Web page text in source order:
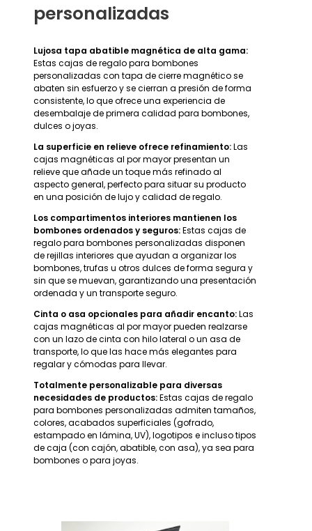
personalizadas
Lujosa tapa abatible magnética de alta gama:
Estas cajas de regalo para bombones
personalizadas con tapa de cierre magnético se
abaten sin esfuerzo y se cierran a presión de forma
consistente, lo que ofrece una experiencia de
desembalaje de primera calidad para bombones,
dulces o joyas.
La superficie en relieve ofrece refinamiento:Las
cajas magnéticas al por mayor presentan un
relieve que añade un toque más refinado al
aspecto general, perfecto para situar su producto
en una posición de lujo y calidad de regalo.
Los compartimentos interiores mantienen los
bombones ordenados y seguros:Estas cajas de
regalo para bombones personalizadas disponen
de rejillas interiores que ayudan a organizar los
bombones, trufas u otros dulces de forma segura y
sin que se muevan, garantizando una presentación
ordenada y un transporte seguro.
Cinta o asa opcionales para añadir encanto:Las
cajas magnéticas al por mayor pueden realzarse
con un lazo de cinta con hilo lateral o un asa de
transporte, lo que las hace más elegantes para
regalar y cómodas para llevar.
Totalmente personalizable para diversas
necesidades de productos:Estas cajas de regalo
para bombones personalizadas admiten tamaños,
colores, acabados superficiales (gofrado,
estampado en lámina, UV), logotipos e incluso tipos
de caja (con cajón, abatible, con asa), ya sea para
bombones o para joyas.